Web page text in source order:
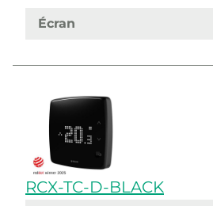
Écran
RCX-TC-D-BLACK